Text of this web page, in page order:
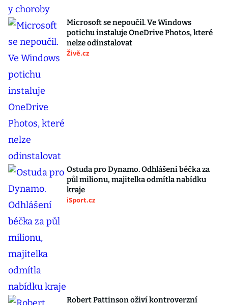
Microsoft se nepoučil. Ve Windows
potichu instaluje OneDrive Photos, které
nelze odinstalovat
Živě.cz
Ostuda pro Dynamo. Odhlášení béčka za
půl milionu, majitelka odmítla nabídku
kraje
iSport.cz
Robert Pattinson oživí kontroverzní